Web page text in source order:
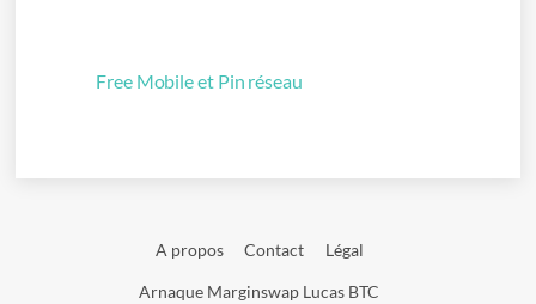
Free Mobile et Pin réseau
A propos Contact Légal
Arnaque Marginswap Lucas BTC